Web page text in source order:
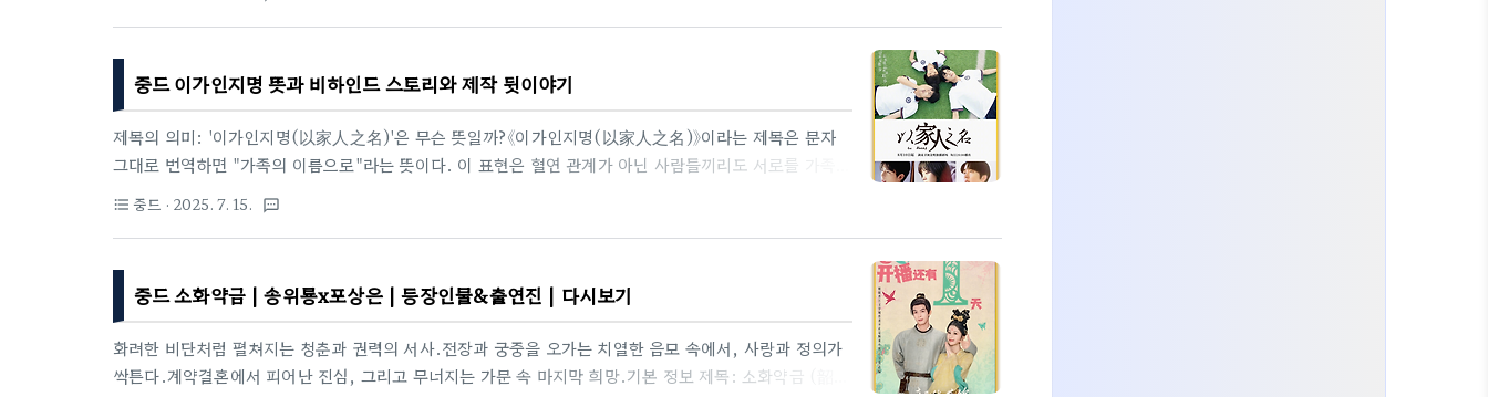
명: Go Ahead)장르: 청춘 성장, 가족, 힐링 드라마방영 기간: 2020년 8월 10일 ~ 9월 6일 (중국 후난
위성TV / 망고TV)총 회차: 40부작 (한국 편집 기준)감독: 정재광(丁梓光)🧭 제목의 뜻과 비하인드 중
드 이가인지명 뜻과 비하인드 스토리와 제작 뒷이야기 중드 이가인지명 뜻과 비하인드 스토리와 제작 뒷이
야기제목의 의미: '이가인지명(以家人之名)'은 무슨 뜻일까?《이가인지명(以家..
중드 이가인지명 뜻과 비하인드 스토리와 제작 뒷이야기
제목의 의미: '이가인지명(以家人之名)'은 무슨 뜻일까?《이가인지명(以家人之名)》이라는 제목은 문자
그대로 번역하면 "가족의 이름으로"라는 뜻이다. 이 표현은 혈연 관계가 아닌 사람들끼리도 서로를 가족처
반드시 피로 맺어진 존재인가?'라는 질문을 던지며, 그 대답으로 '가족의 본질은 사랑'이라는 메시지를 내
놓는다.세 명의 아이가 각자의 상처를 안고 한 집에서 자라며 가족이 되어가는 과정을 담아낸 이 작품은,
이 제목을 통해 '가족의 이름으로 서로를 지켜주는 사람들'의 이야기를 조명한다. '이가인지명'은 단순한
선언이 아닌, 진심 어린 감정과 선택을 담은 다짐이며, 이 드라마의 주제를 한 문장으로 응축한 ..
format_list_bulleted 중드 · 2025. 7. 15. textsms
중드 소화약금 | 송위룡x포상은 | 등장인물&출연진 | 다시보기
화려한 비단처럼 펼쳐지는 청춘과 권력의 서사.전장과 궁중을 오가는 치열한 음모 속에서, 사랑과 정의가
싹튼다.계약결혼에서 피어난 진심, 그리고 무너지는 가문 속 마지막 희망.기본 정보 제목: 소화약금 (韶华